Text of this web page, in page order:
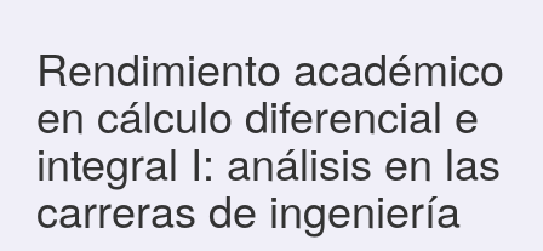
Rendimiento académico
en cálculo diferencial e
integral I: análisis en las
carreras de ingeniería